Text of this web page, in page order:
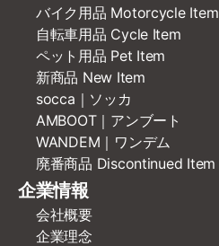
バイク用品 Motorcycle Item
自転車用品 Cycle Item
ペット用品 Pet Item
新商品 New Item
socca｜ソッカ
AMBOOT｜アンブート
WANDEM｜ワンデム
廃番商品 Discontinued Item
企業情報
会社概要
企業理念